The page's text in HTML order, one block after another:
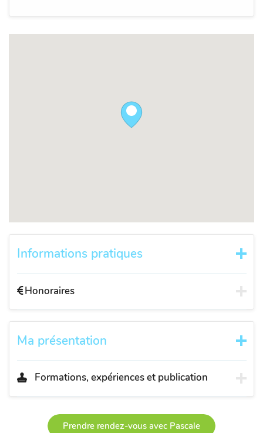
Informations pratiques
Honoraires
Ma présentation
Formations, expériences et publication
Prendre rendez-vous avec Pascale